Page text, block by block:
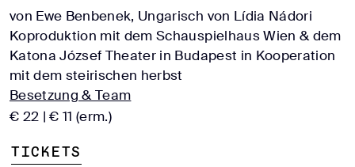
von Ewe Benbenek, Ungarisch von Lídia Nádori
Koproduktion mit dem Schauspielhaus Wien & dem
Katona József Theater in Budapest in Kooperation
mit dem steirischen herbst
Besetzung & Team
€ 22 | € 11 (erm.)
Tickets